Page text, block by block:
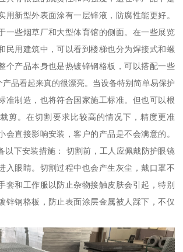
用新型外表面涂有一层锌液，防腐性能更好。
一些烟草厂和大型体育馆的侧面。在一些展览
民用建筑中，可以看到楼梯也分为焊接式和螺
个产品本身也是热镀锌钢格板，可以搭配一些
品看起来真的很漂亮。当设备特别简单易保护
准制造，也将符合国家施工标准。但也可以根
剪。在切割要求比较高的情况下，精度更准
会直接影响安装，客户的产品是不会满意的。
以下安装措施： 切割前，工人应佩戴防护眼镜
入眼睛。切割过程中也会产生灰尘，戴口罩不
套和工作服以防止杂物接触皮肤会引起，特别
锌钢格板，防止表面涂层金属被人踩下，不仅